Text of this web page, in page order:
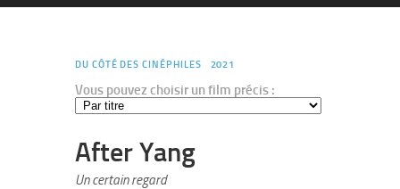
DU CÔTÉ DES CINÉPHILES 2021
Vous pouvez choisir un film précis :
After Yang
Un certain regard